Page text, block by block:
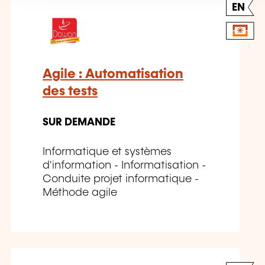
EN
Agile : Automatisation
des tests
SUR DEMANDE
Informatique et systèmes
d'information - Informatisation -
Conduite projet informatique -
Méthode agile